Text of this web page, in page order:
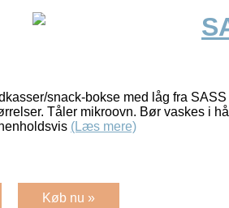
snack-bokse med låg fra
Tåler mikroovn. Bør vaskes i
(Læs mere)
Køb nu »